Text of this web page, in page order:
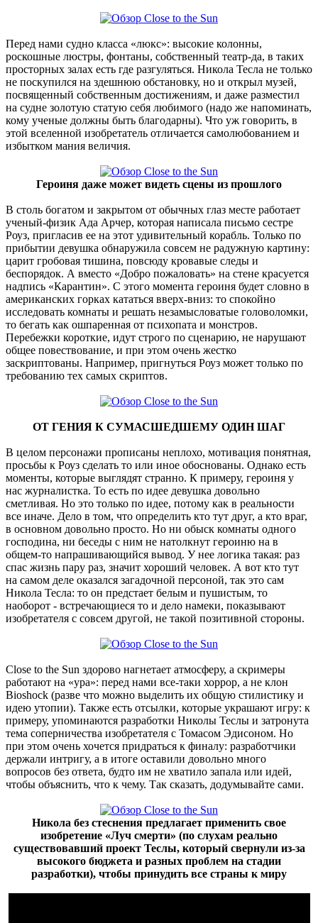
Перед нами судно класса «люкс»: высокие колонны,
роскошные люстры, фонтаны, собственный театр-да, в таких
просторных залах есть где разгуляться. Никола Тесла не только
не поскупился на здешнюю обстановку, но и открыл музей,
посвященный собственным достижениям, и даже разместил
на судне золотую статую себя любимого (надо же напоминать,
кому ученые должны быть благодарны). Что уж говорить, в
этой вселенной изобретатель отличается самолюбованием и
избытком мания величия.
Героиня даже может видеть сцены из прошлого
В столь богатом и закрытом от обычных глаз месте работает
ученый-физик Ада Арчер, которая написала письмо сестре
Роуз, пригласив ее на этот удивительный корабль. Только по
прибытии девушка обнаружила совсем не радужную картину:
царит гробовая тишина, повсюду кровавые следы и
беспорядок. А вместо «Добро пожаловать» на стене красуется
надпись «Карантин». С этого момента героиня будет словно в
американских горках кататься вверх-вниз: то спокойно
исследовать комнаты и решать незамысловатые головоломки,
то бегать как ошпаренная от психопата и монстров.
Перебежки короткие, идут строго по сценарию, не нарушают
общее повествование, и при этом очень жестко
заскриптованы. Например, пригнуться Роуз может только по
требованию тех самых скриптов.
ОТ ГЕНИЯ К СУМАСШЕДШЕМУ ОДИН ШАГ
В целом персонажи прописаны неплохо, мотивация понятная,
просьбы к Роуз сделать то или иное обоснованы. Однако есть
моменты, которые выглядят странно. К примеру, героиня у
нас журналистка. То есть по идее девушка довольно
сметливая. Но это только по идее, потому как в реальности
все иначе. Дело в том, что определить кто тут друг, а кто враг,
в основном довольно просто. Но ни обыск комнаты одного
господина, ни беседы с ним не натолкнут героиню на в
общем-то напрашивающийся вывод. У нее логика такая: раз
спас жизнь пару раз, значит хороший человек. А вот кто тут
на самом деле оказался загадочной персоной, так это сам
Никола Тесла: то он предстает белым и пушистым, то
наоборот - встречающиеся то и дело намеки, показывают
изобретателя с совсем другой, не такой позитивной стороны.
Close to the Sun здорово нагнетает атмосферу, а скримеры
работают на «ура»: перед нами все-таки хоррор, а не клон
Bioshock (разве что можно выделить их общую стилистику и
идею утопии). Также есть отсылки, которые украшают игру: к
примеру, упоминаются разработки Николы Теслы и затронута
тема соперничества изобретателя с Томасом Эдисоном. Но
при этом очень хочется придраться к финалу: разработчики
держали интригу, а в итоге оставили довольно много
вопросов без ответа, будто им не хватило запала или идей,
чтобы объяснить, что к чему. Так сказать, додумывайте сами.
Никола без стеснения предлагает применить свое
изобретение «Луч смерти» (по слухам реально
существовавший проект Теслы, который свернули из-за
высокого бюджета и разных проблем на стадии
разработки), чтобы принудить все страны к миру